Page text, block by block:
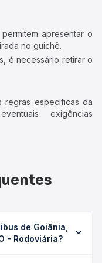
apresentar o
no guichê.
é necessário retirar o
regras específicas da
exigências
de Goiânia,
- Rodoviária?